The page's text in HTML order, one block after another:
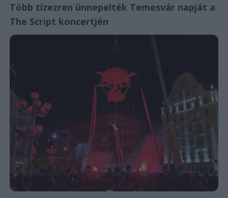
Több tízezren ünnepelték Temesvár napját a
The Script koncertjén